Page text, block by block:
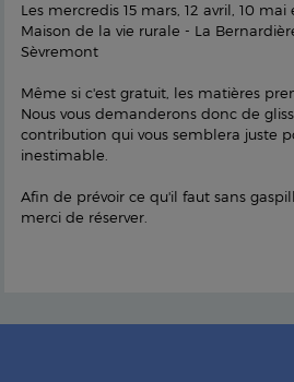
Les mercredis 15 mars, 12 avril, 10
Maison de la vie rurale - La
Sèvremont
Même si c'est gratuit, les matières
Nous vous demanderons donc de
contribution qui vous semblera juste
inestimable.
Afin de prévoir ce qu'il faut sans
merci de réserver.